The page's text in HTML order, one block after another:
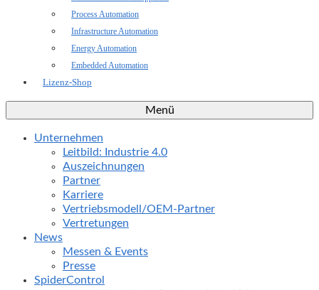
Process Automation
Infrastructure Automation
Energy Automation
Embedded Automation
Lizenz-Shop
Menü
Unternehmen
Leitbild: Industrie 4.0
Auszeichnungen
Partner
Karriere
Vertriebsmodell/OEM-Partner
Vertretungen
News
Messen & Events
Presse
SpiderControl